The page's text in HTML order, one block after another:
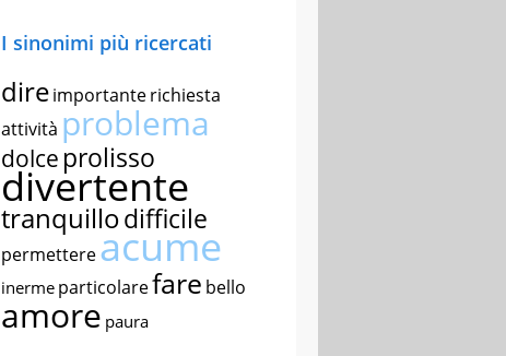
I sinonimi più ricercati
direimportanterichiesta
attività problema
dolce prolisso
divertente
tranquillodifficile
permettereacume
inerme particolarefare bello
amore paura